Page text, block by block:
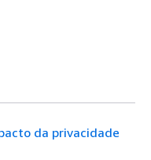
da privacidade